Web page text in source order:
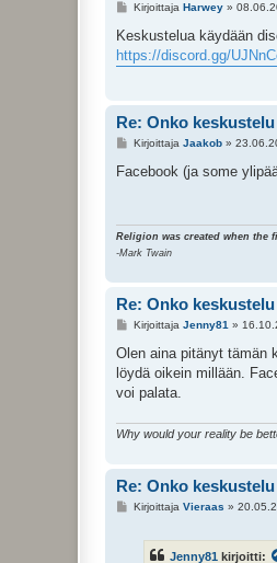
V
e
t
Kirjoittaja Harwey»
Keskustelua käydään
https://discord.gg/
Re: Onko
V
e
Kirjoittaja Jaakob»
Facebook (ja some
Religion was created when the
-Mark Twain
Re: Onko
V
e
t
i
Kirjoittaja Jenny81»
Olen aina pitänyt tämän
löydä oikein millään.
voi palata.
Why would your reality be
Re: Onko
VKirjoittaja Vieraas »
Jenny81 kirjoitti: